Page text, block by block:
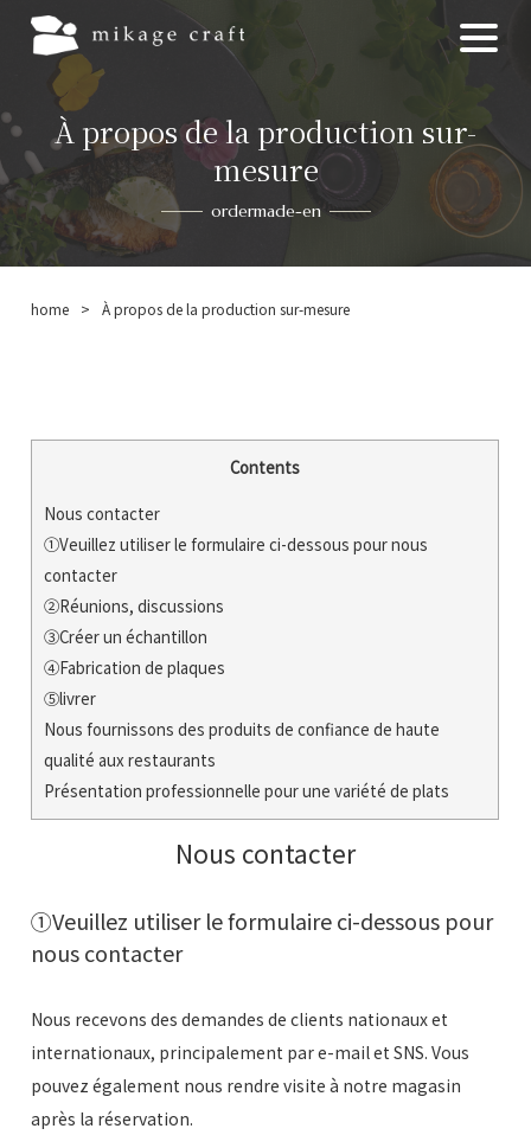
À propos de la production sur-
mesure
ordermade-en
home > À propos de la production sur-mesure
Contents
Nous contacter
①Veuillez utiliser le formulaire ci-dessous pour nous
contacter
②Réunions, discussions
③Créer un échantillon
④Fabrication de plaques
⑤livrer
Nous fournissons des produits de confiance de haute
qualité aux restaurants
Présentation professionnelle pour une variété de plats
Nous contacter
①Veuillez utiliser le formulaire ci-dessous pour
nous contacter
Nous recevons des demandes de clients nationaux et
internationaux, principalement par e-mail et SNS. Vous
pouvez également nous rendre visite à notre magasin
après la réservation.